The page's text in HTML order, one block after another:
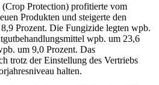
Protection) profitierte vom
Produkten und steigerte den
Prozent. Die Fungizide legten wpb.
wpb. um 23,6
um 9,0 Prozent. Das
trotz der Einstellung des Vertriebs
halten.